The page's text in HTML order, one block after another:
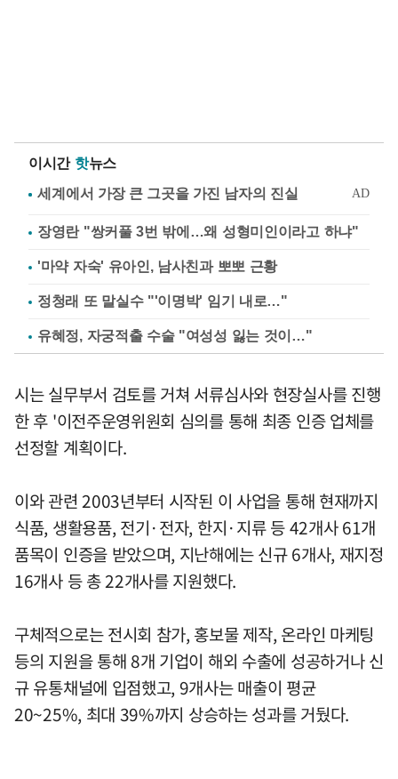
이시간 핫뉴스
장영란 "쌍커풀 3번 밖에…왜 성형미인이라고 하냐"
'마약 자숙' 유아인, 남사친과 뽀뽀 근황
정청래 또 말실수 "'이명박' 임기 내로…"
유혜정, 자궁적출 수술 "여성성 잃는 것이…"
시는 실무부서 검토를 거쳐 서류심사와 현장실사를 진행
한 후 '이전주운영위원회 심의를 통해 최종 인증 업체를
선정할 계획이다.
이와 관련 2003년부터 시작된 이 사업을 통해 현재까지
식품, 생활용품, 전기·전자, 한지·지류 등 42개사 61개
품목이 인증을 받았으며, 지난해에는 신규 6개사, 재지정
16개사 등 총 22개사를 지원했다.
구체적으로는 전시회 참가, 홍보물 제작, 온라인 마케팅
등의 지원을 통해 8개 기업이 해외 수출에 성공하거나 신
규 유통채널에 입점했고, 9개사는 매출이 평균
20~25%, 최대 39%까지 상승하는 성과를 거뒀다.